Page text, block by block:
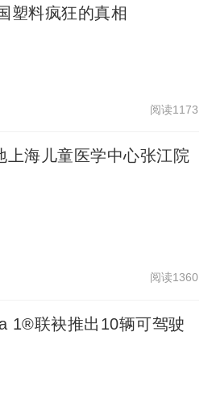
塑料疯狂的真相
阅读1173
上海儿童医学中心张江院
阅读1360
1®联袂推出10辆可驾驶